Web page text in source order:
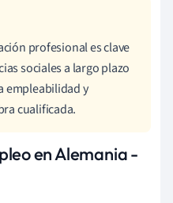
profesional es clave
sociales a largo plazo
empleabilidad y
cualificada.
en Alemania -